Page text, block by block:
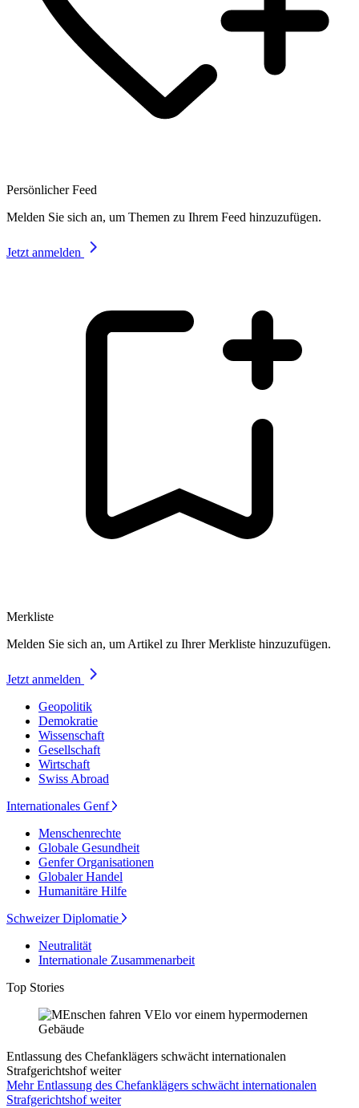
Persönlicher Feed
Melden Sie sich an, um Themen zu Ihrem Feed hinzuzufügen.
Jetzt anmelden
Merkliste
Melden Sie sich an, um Artikel zu Ihrer Merkliste hinzuzufügen.
Jetzt anmelden
Geopolitik
Demokratie
Wissenschaft
Gesellschaft
Wirtschaft
Swiss Abroad
Internationales Genf
Menschenrechte
Globale Gesundheit
Genfer Organisationen
Globaler Handel
Humanitäre Hilfe
Schweizer Diplomatie
Neutralität
Internationale Zusammenarbeit
Top Stories
Entlassung des Chefanklägers schwächt internationalen
Strafgerichtshof weiter
Mehr Entlassung des Chefanklägers schwächt internationalen
Strafgerichtshof weiter